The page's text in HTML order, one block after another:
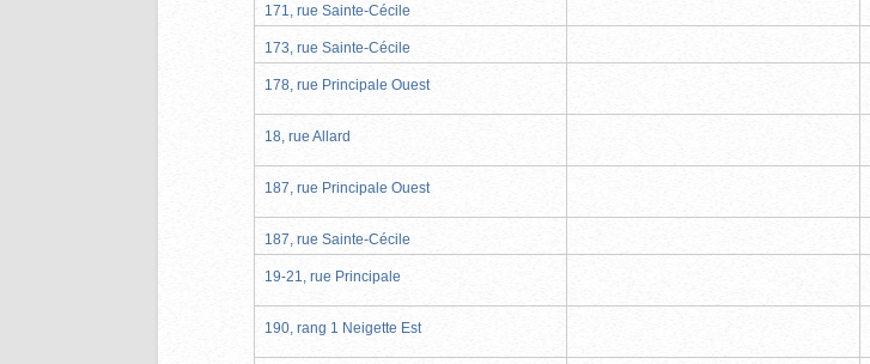
171, rue Sainte-Cécile
173, rue Sainte-Cécile
178, rue Principale Ouest
18, rue Allard
187, rue Principale Ouest
187, rue Sainte-Cécile
19-21, rue Principale
190, rang 1 Neigette Est